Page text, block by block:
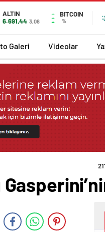
ALTIN
6.691,44 3,06
BITCOIN
%
Galeri Videolar